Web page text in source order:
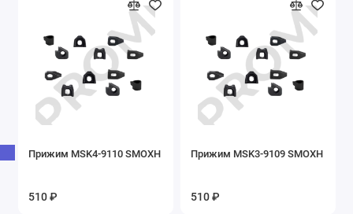
Прижим MSK4-9110 SMOXH
510 ₽
Прижим MSK3-9109 SMOXH
510 ₽